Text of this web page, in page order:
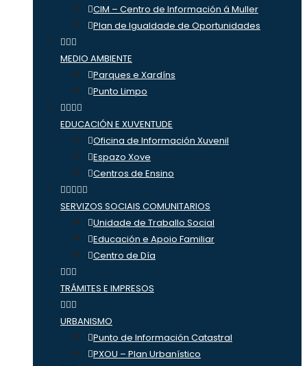
CIM – Centro de Información á Muller
Plan de Igualdade de Oportunidades
MEDIO AMBIENTE
Parques e Xardíns
Punto Limpo
EDUCACIÓN E XUVENTUDE
Oficina de Información Xuvenil
Espazo Xove
Centros de Ensino
SERVIZOS SOCIAIS COMUNITARIOS
Unidade de Traballo Social
Educación e Apoio Familiar
Centro de Día
TRÁMITES E IMPRESOS
URBANISMO
Punto de Información Catastral
PXOU – Plan Urbanístico